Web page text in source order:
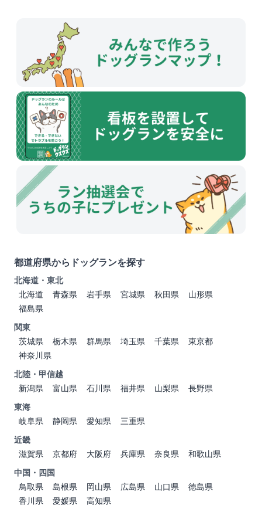
都道府県からドッグランを探す
北海道・東北
北海道
青森県 岩手県 宮城県 秋田県
山形県
福島県
関東
茨城県
栃木県 群馬県 埼玉県 千葉県
東京都
神奈川県
北陸・甲信越
新潟県
富山県 石川県 福井県 山梨県
長野県
東海
岐阜県
静岡県 愛知県
三重県
近畿
滋賀県
京都府 大阪府 兵庫県 奈良県
和歌山県
中国・四国
鳥取県
島根県 岡山県 広島県 山口県
徳島県
香川県
愛媛県
高知県